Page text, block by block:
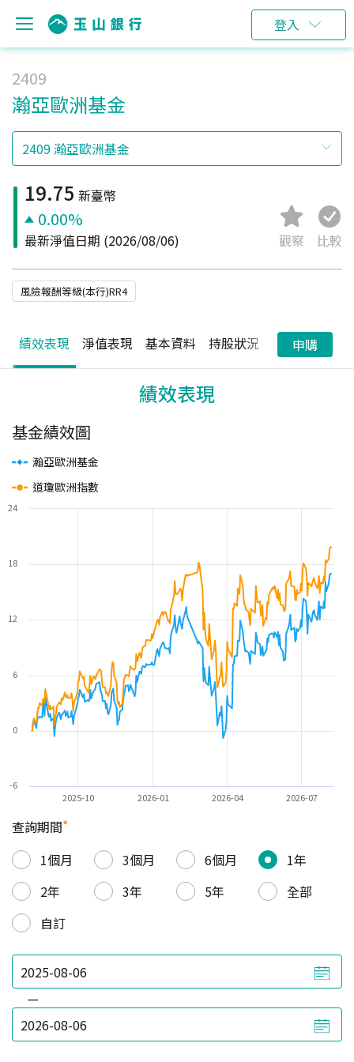
登入
2409
瀚亞歐洲基金
19.75 新臺幣
0.00%
最新淨值日期 (2026/08/06) 觀察 比較
風險報酬等級(本行)RR4
績效表現 淨值表現 基本資料 持股狀況 配息狀況
申購
績效表現
基金績效圖
瀚亞歐洲基金
道瓊歐洲指數
2025-10 2026-01 2026-04 2026-07
-6
0
6
12
18
24
查詢期間*
1個月
3個月 6個月
1年
2年
3年 5年
全部
自訂
—